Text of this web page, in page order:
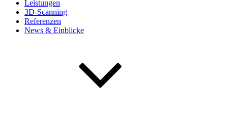
Leistungen
3D-Scanning
Referenzen
News & Einblicke